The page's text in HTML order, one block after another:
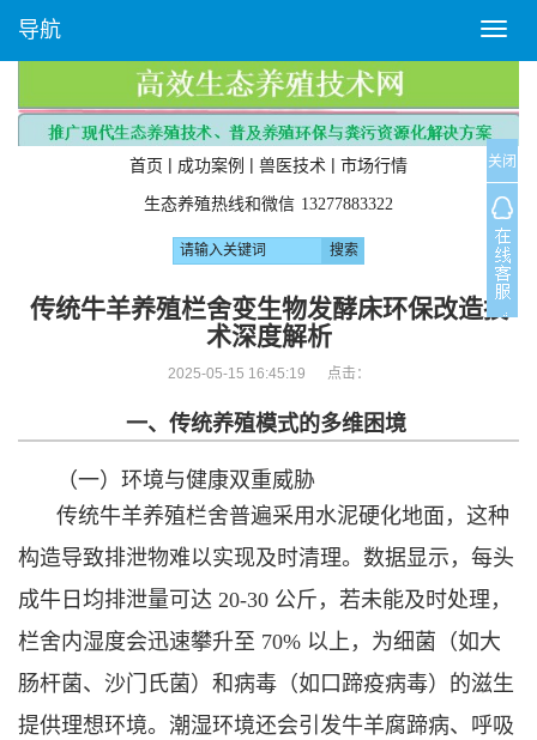
T
o
g
l
e
n
a
v
i
g
a
导航
首页 | 成功案例 | 兽医技术 | 市场行情
生态养殖热线和微信 13277883322
传统牛羊养殖栏舍变生物发酵床环保改造技
术深度解析
2025-05-15 16:45:19 点击：
一、传统养殖模式的多维困境
（一）环境与健康双重威胁
传统牛羊养殖栏舍普遍采用水泥硬化地面，这种
构造导致排泄物难以实现及时清理。数据显示，每头
成牛日均排泄量可达 20-30 公斤，若未能及时处理，
栏舍内湿度会迅速攀升至 70% 以上，为细菌（如大
肠杆菌、沙门氏菌）和病毒（如口蹄疫病毒）的滋生
提供理想环境。潮湿环境还会引发牛羊腐蹄病、呼吸
关闭